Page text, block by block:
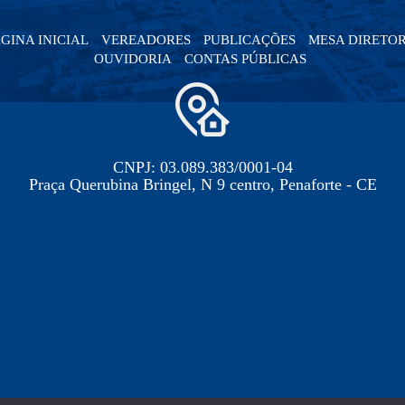
INICIAL VEREADORES PUBLICAÇÕES
MESA
OUVIDORIA
CONTAS PÚBLICAS
CNPJ: 03.089.383/0001-04
Praça Querubina Bringel, N 9 centro, Penaforte - CE